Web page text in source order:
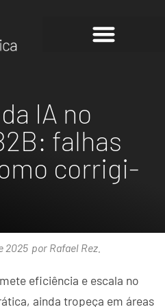
IA no
falhas
corrigi-
2025 por Rafael Rez.
eficiência e escala no
ainda tropeça em áreas